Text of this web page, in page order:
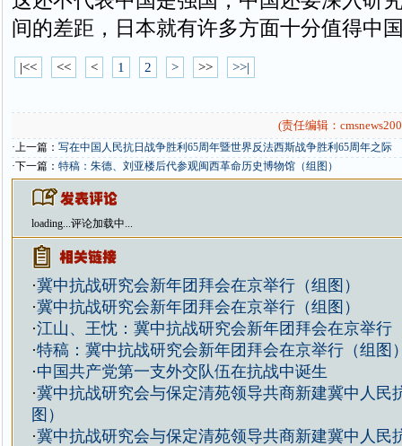
间的差距，日本就有许多方面十分值得中
|<< << < 1 2 > >> >>|
(责任编辑：
·上一篇： 写在中国人民抗日战争胜利65周年暨世界反法西斯战争胜利65周年之际
·下一篇： 特稿：朱德、刘亚楼后代参观闽西革命历史博物馆（组图）
loading...评论加载中...
·冀中抗战研究会新年团拜会在京举行（组图）
·冀中抗战研究会新年团拜会在京举行（组图）
·江山、王忱：冀中抗战研究会新年团拜会在京举行
·特稿：冀中抗战研究会新年团拜会在京举行（组图
·中国共产党第一支外交队伍在抗战中诞生
·冀中抗战研究会与保定清苑领导共商新建冀中人民
图）
·冀中抗战研究会与保定清苑领导共商新建冀中人民